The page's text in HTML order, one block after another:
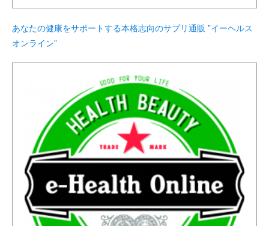
あなたの健康をサポートする本格志向のサプリ通販 ”イーヘルス
オンライン”